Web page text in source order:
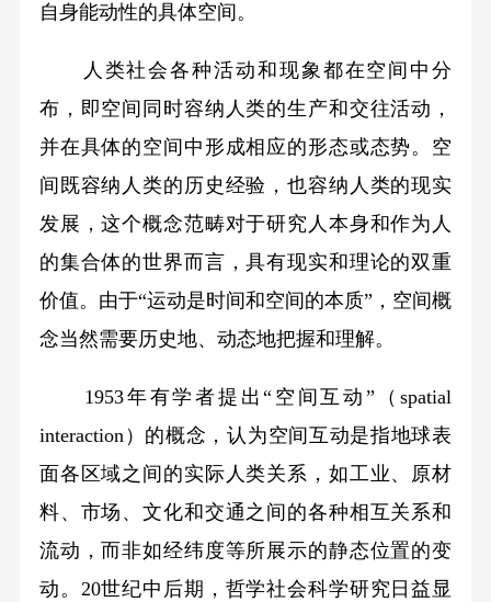
自身能动性的具体空间。
人类社会各种活动和现象都在空间中分
布，即空间同时容纳人类的生产和交往活动，
并在具体的空间中形成相应的形态或态势。空
间既容纳人类的历史经验，也容纳人类的现实
发展，这个概念范畴对于研究人本身和作为人
的集合体的世界而言，具有现实和理论的双重
价值。由于“运动是时间和空间的本质”，空间概
念当然需要历史地、动态地把握和理解。
1953年有学者提出“空间互动”（spatial
interaction）的概念，认为空间互动是指地球表
面各区域之间的实际人类关系，如工业、原材
料、市场、文化和交通之间的各种相互关系和
流动，而非如经纬度等所展示的静态位置的变
动。20世纪中后期，哲学社会科学研究日益显